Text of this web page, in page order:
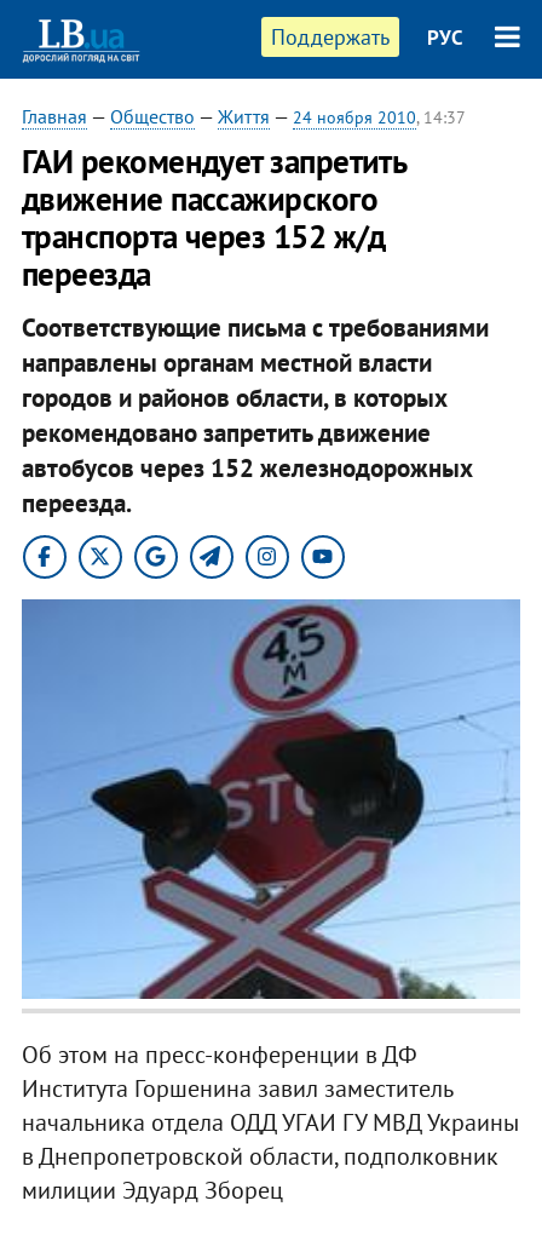
Поддержать РУС
Главная — Общество — Життя — 24 ноября 2010, 14:37
ГАИ рекомендует запретить
движение пассажирского
транспорта через 152 ж/д
переезда
Соответствующие письма с требованиями
направлены органам местной власти
городов и районов области, в которых
рекомендовано запретить движение
автобусов через 152 железнодорожных
переезда.​
Об этом на пресс-конференции в ДФ
Института Горшенина завил заместитель
начальника отдела ОДД УГАИ ГУ МВД Украины
в Днепропетровской области, подполковник
милиции Эдуард Зборец